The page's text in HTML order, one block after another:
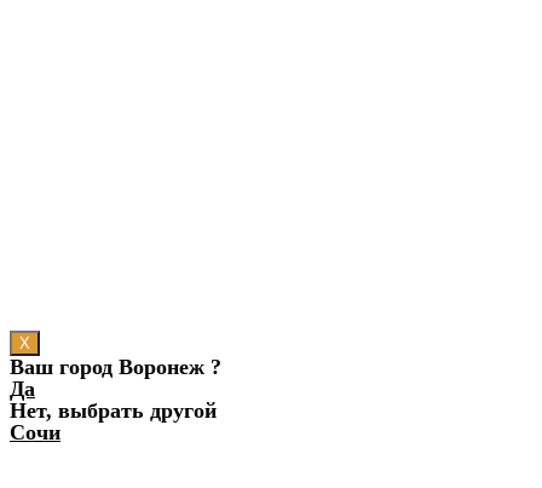
X
Ваш город Воронеж ?
Да
Нет, выбрать другой
Сочи